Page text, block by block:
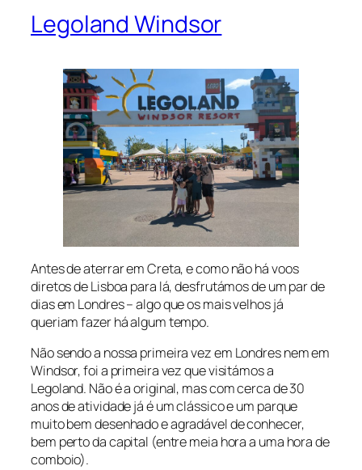
Legoland Windsor
Antes de aterrar em Creta, e como não há voos
diretos de Lisboa para lá, desfrutámos de um par de
dias em Londres – algo que os mais velhos já
queriam fazer há algum tempo.
Não sendo a nossa primeira vez em Londres nem em
Windsor, foi a primeira vez que visitámos a
Legoland. Não é a original, mas com cerca de 30
anos de atividade já é um clássico e um parque
muito bem desenhado e agradável de conhecer,
bem perto da capital (entre meia hora a uma hora de
comboio).